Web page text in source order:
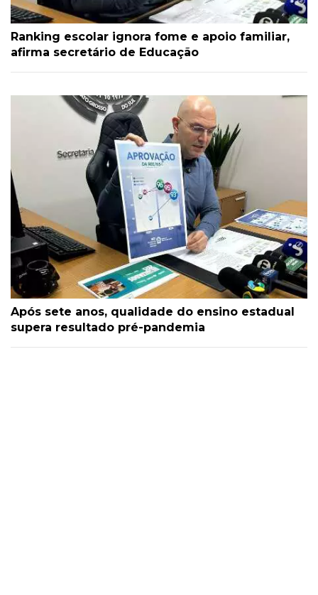
Ranking escolar ignora fome e apoio familiar,
afirma secretário de Educação
Após sete anos, qualidade do ensino estadual
supera resultado pré-pandemia